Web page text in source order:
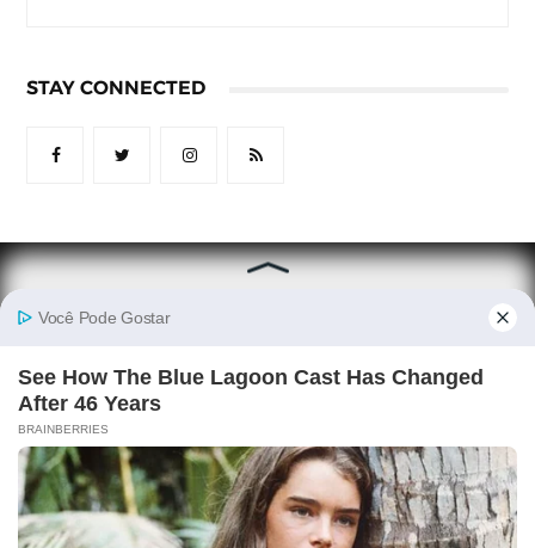
STAY CONNECTED
ABOUT US
Melhor Site de Partilha e publicação de Notícias, Fofocas,
Memes, Piadas, Curiosidades do todo Mundo.